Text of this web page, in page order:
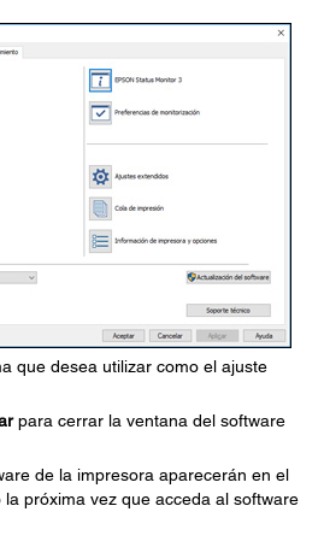
que desea utilizar como el ajuste
para cerrar la ventana del software
de la impresora aparecerán en el
la próxima vez que acceda al software